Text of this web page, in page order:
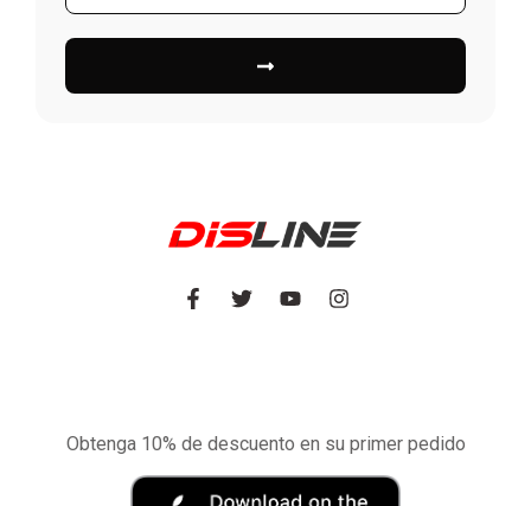
Obtenga 10% de descuento en su primer pedido